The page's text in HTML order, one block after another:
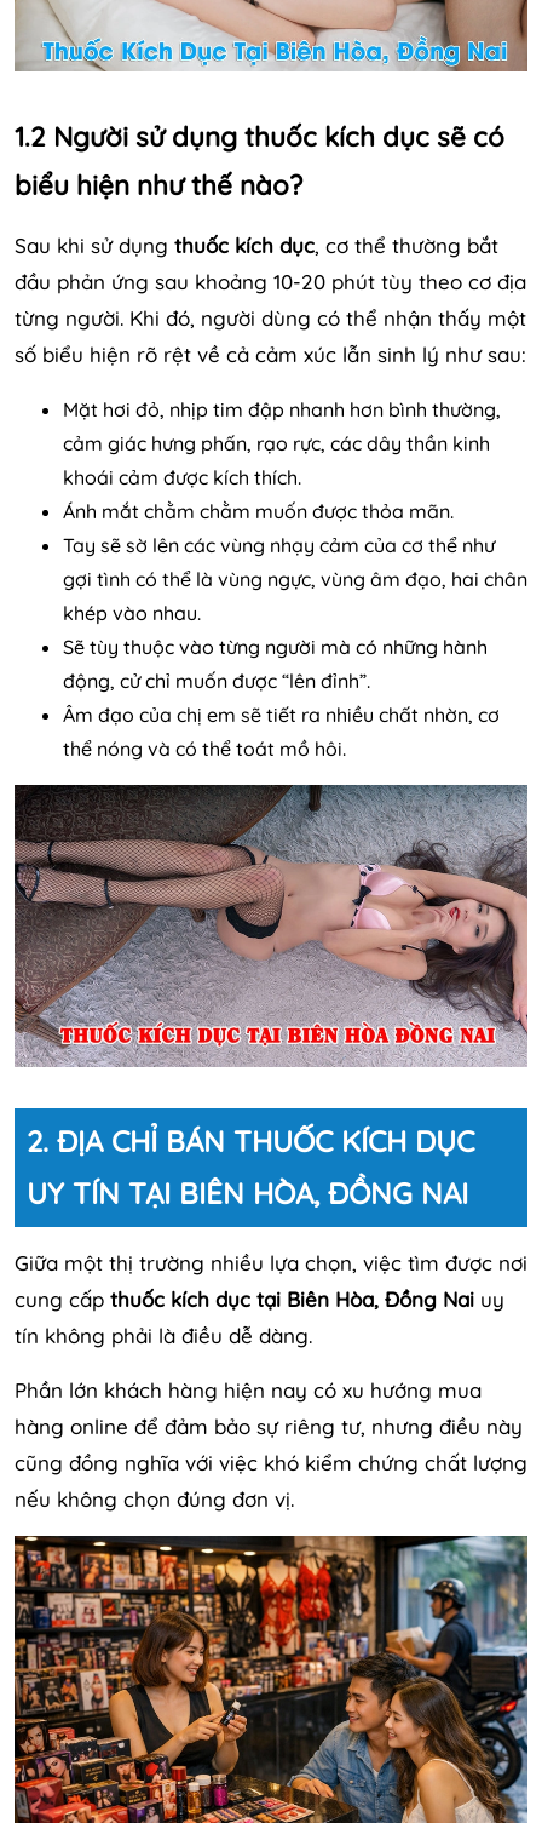
1.2 Người sử dụng thuốc kích dục sẽ có
biểu hiện như thế nào?
Sau khi sử dụng thuốc kích dục, cơ thể thường bắt
đầu phản ứng sau khoảng 10-20 phút tùy theo cơ địa
từng người. Khi đó, người dùng có thể nhận thấy một
số biểu hiện rõ rệt về cả cảm xúc lẫn sinh lý như sau:
Mặt hơi đỏ, nhịp tim đập nhanh hơn bình thường,
cảm giác hưng phấn, rạo rực, các dây thần kinh
khoái cảm được kích thích.
Ánh mắt chằm chằm muốn được thỏa mãn.
Tay sẽ sờ lên các vùng nhạy cảm của cơ thể như
gợi tình có thể là vùng ngực, vùng âm đạo, hai chân
khép vào nhau.
Sẽ tùy thuộc vào từng người mà có những hành
động, cử chỉ muốn được “lên đỉnh”.
Âm đạo của chị em sẽ tiết ra nhiều chất nhờn, cơ
thể nóng và có thể toát mồ hôi.
2. ĐỊA CHỈ BÁN THUỐC KÍCH DỤC
UY TÍN TẠI BIÊN HÒA, ĐỒNG NAI
Giữa một thị trường nhiều lựa chọn, việc tìm được nơi
cung cấp thuốc kích dục tại Biên Hòa, Đồng Nai uy
tín không phải là điều dễ dàng.
Phần lớn khách hàng hiện nay có xu hướng mua
hàng online để đảm bảo sự riêng tư, nhưng điều này
cũng đồng nghĩa với việc khó kiểm chứng chất lượng
nếu không chọn đúng đơn vị.